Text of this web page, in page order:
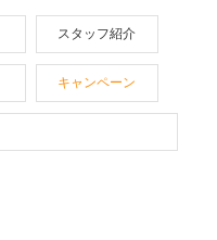
スタッフ紹介
キャンペーン